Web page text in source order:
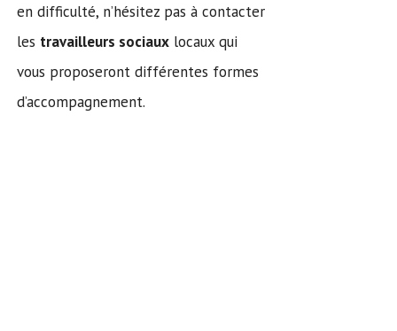
en difficulté, n’hésitez pas à contacter
les travailleurs sociaux locaux qui
vous proposeront différentes formes
d’accompagnement.